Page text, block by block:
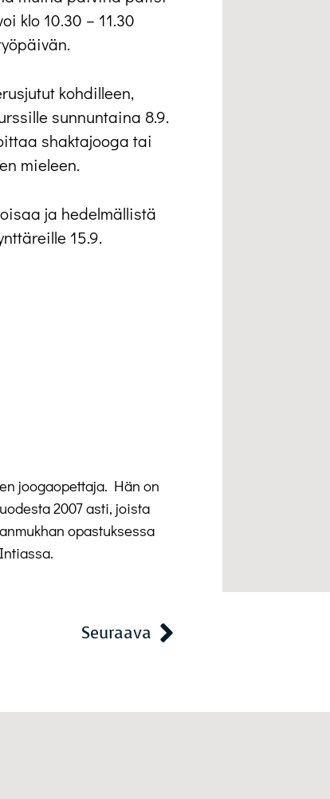
klo 10.30 – 11.30
kohdilleen,
sunnuntaina 8.9.
shaktajooga tai
mieleen.
ja hedelmällistä
15.9.
joogaopettaja. Hän on
2007 asti, joista
opastuksessa
Seuraava